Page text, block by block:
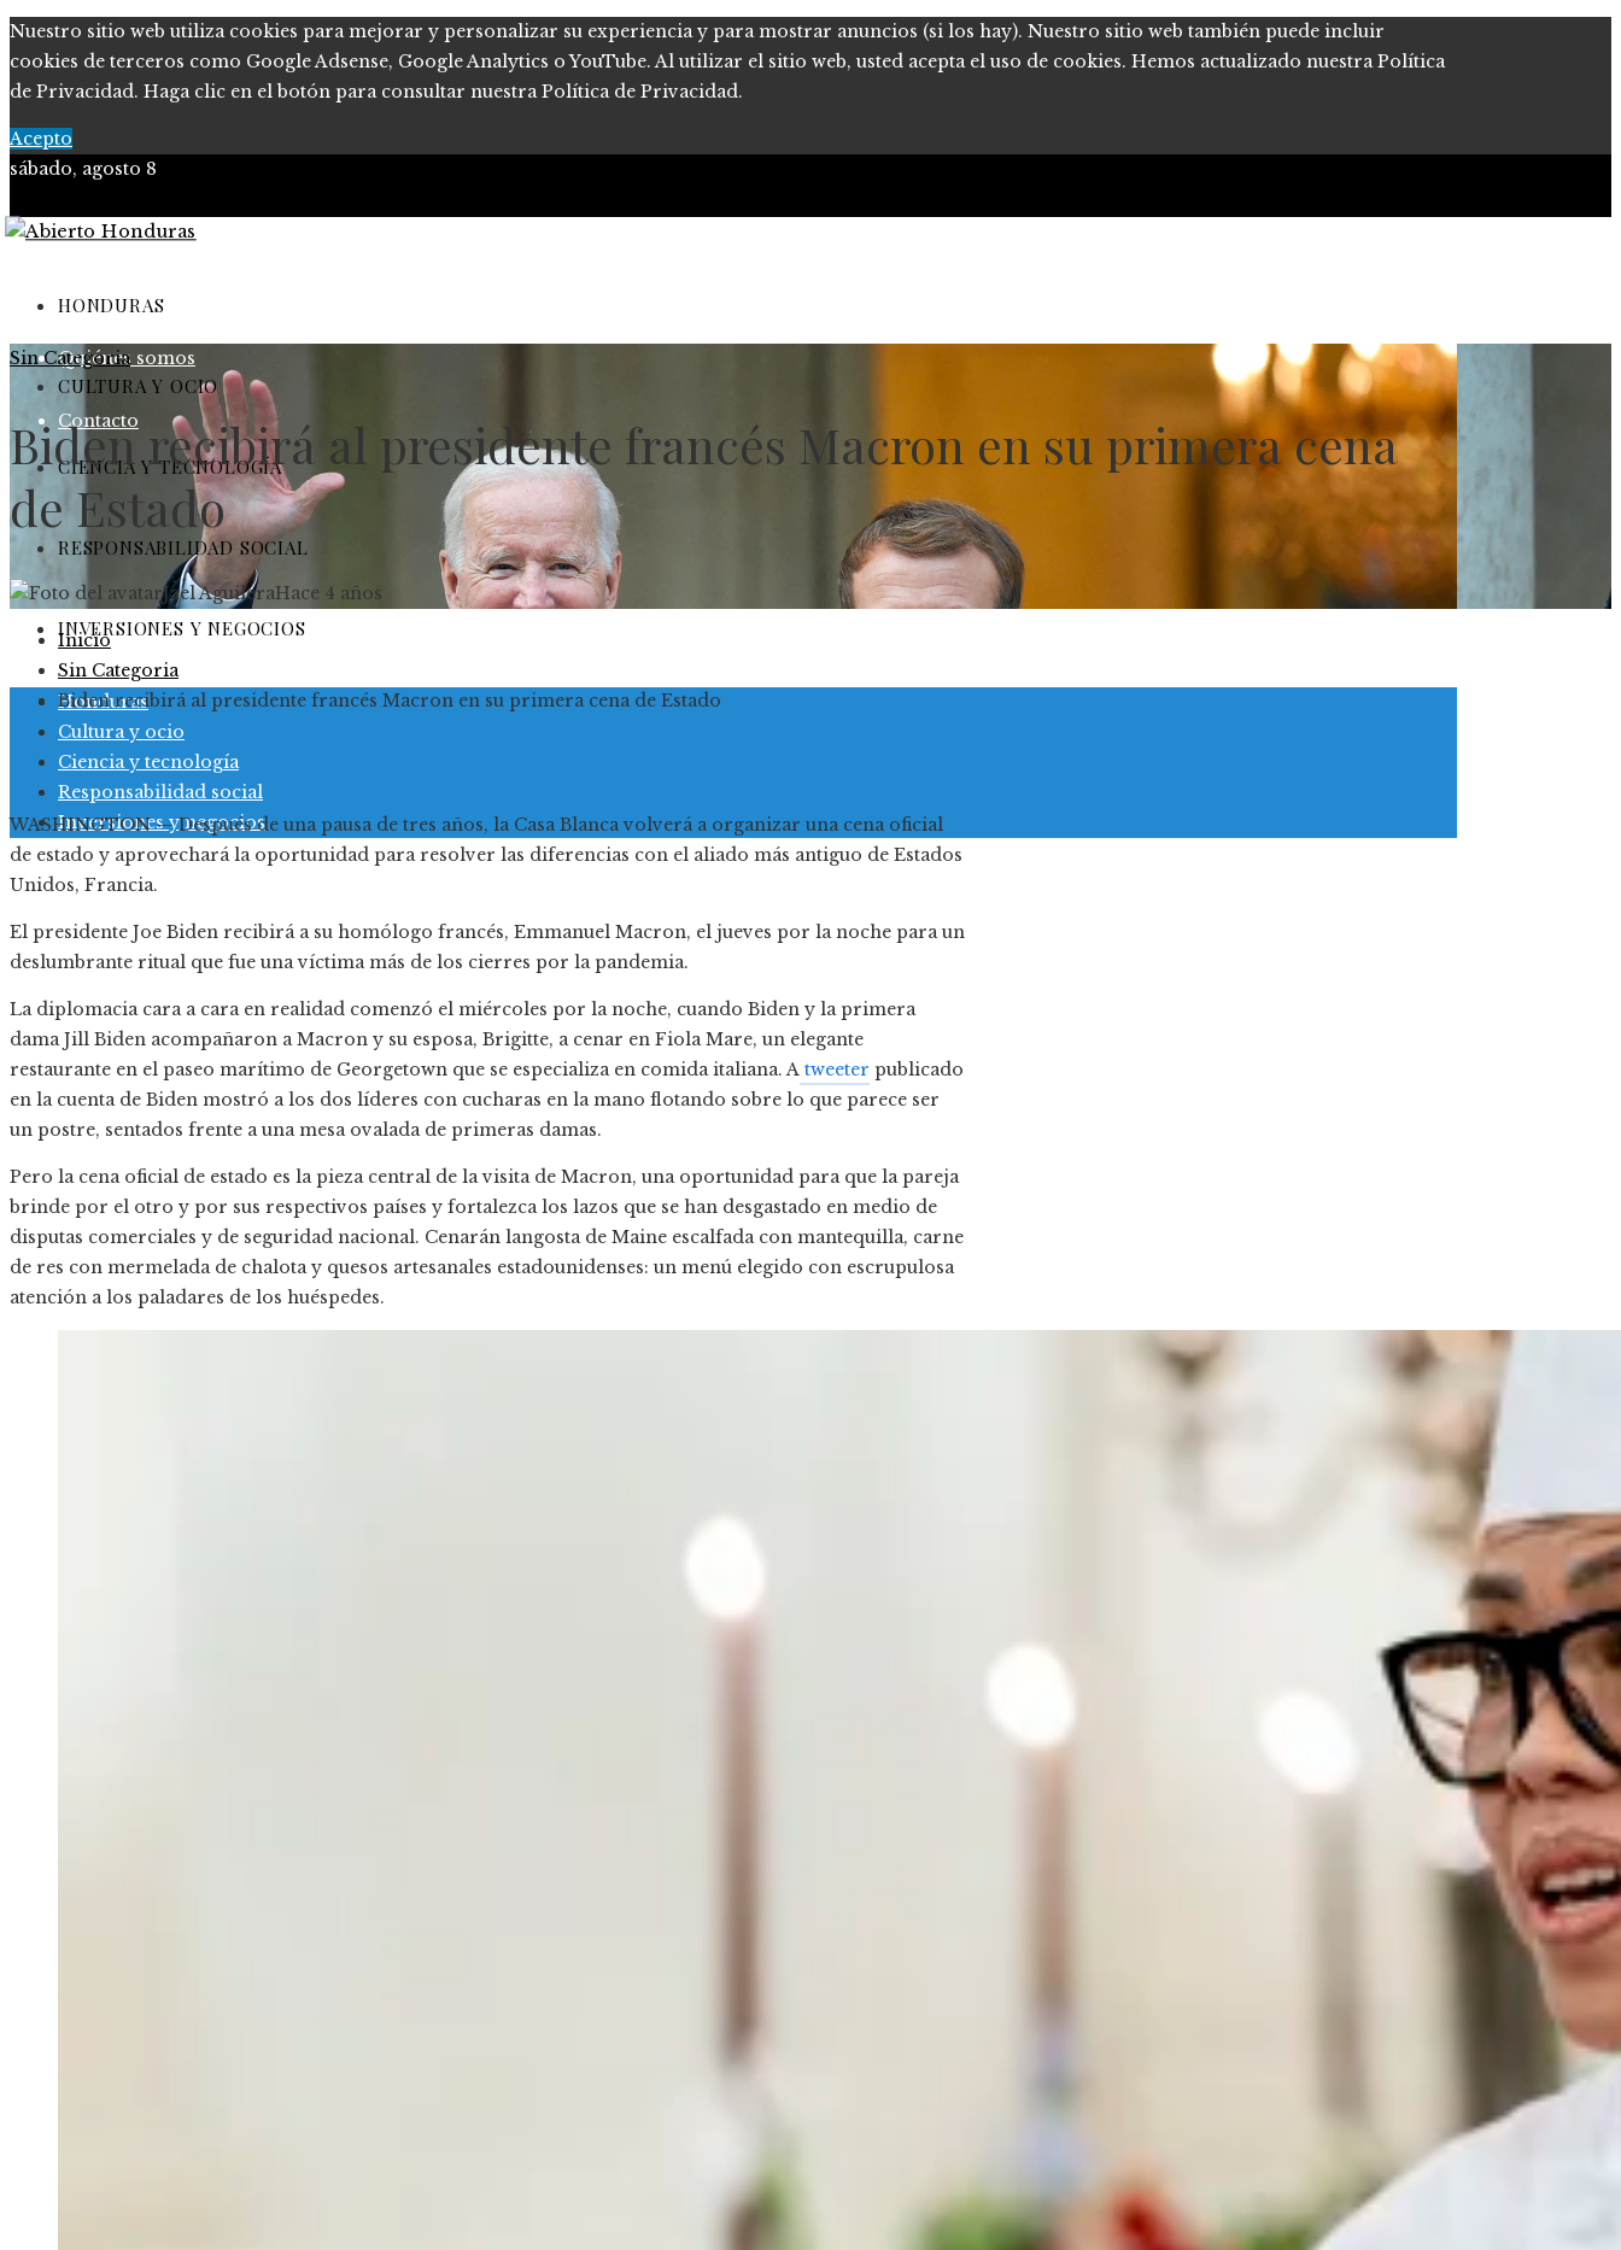
Nuestro sitio web utiliza cookies para mejorar y personalizar su experiencia y para mostrar anuncios (si los hay). Nuestro sitio web también puede incluir
cookies de terceros como Google Adsense, Google Analytics o YouTube. Al utilizar el sitio web, usted acepta el uso de cookies. Hemos actualizado nuestra Política
de Privacidad. Haga clic en el botón para consultar nuestra Política de Privacidad.
Acepto
sábado, agosto 8
Política de Privacidad
Marco Legal del Sitio
Quiénes somos
Contacto
HONDURAS
CULTURA Y OCIO
CIENCIA Y TECNOLOGÍA
RESPONSABILIDAD SOCIAL
INVERSIONES Y NEGOCIOS
Honduras
Cultura y ocio
Ciencia y tecnología
Responsabilidad social
Inversiones y negocios
Sin Categoria
Biden recibirá al presidente francés Macron en su primera cena
de Estado
Jael AguileraHace 4 años
Inicio
Sin Categoria
Biden recibirá al presidente francés Macron en su primera cena de Estado
WASHINGTON — Después de una pausa de tres años, la Casa Blanca volverá a organizar una cena oficial
de estado y aprovechará la oportunidad para resolver las diferencias con el aliado más antiguo de Estados
Unidos, Francia.
El presidente Joe Biden recibirá a su homólogo francés, Emmanuel Macron, el jueves por la noche para un
deslumbrante ritual que fue una víctima más de los cierres por la pandemia.
La diplomacia cara a cara en realidad comenzó el miércoles por la noche, cuando Biden y la primera
dama Jill Biden acompañaron a Macron y su esposa, Brigitte, a cenar en Fiola Mare, un elegante
restaurante en el paseo marítimo de Georgetown que se especializa en comida italiana. A tweeter publicado
en la cuenta de Biden mostró a los dos líderes con cucharas en la mano flotando sobre lo que parece ser
un postre, sentados frente a una mesa ovalada de primeras damas.
Pero la cena oficial de estado es la pieza central de la visita de Macron, una oportunidad para que la pareja
brinde por el otro y por sus respectivos países y fortalezca los lazos que se han desgastado en medio de
disputas comerciales y de seguridad nacional. Cenarán langosta de Maine escalfada con mantequilla, carne
de res con mermelada de chalota y quesos artesanales estadounidenses: un menú elegido con escrupulosa
atención a los paladares de los huéspedes.